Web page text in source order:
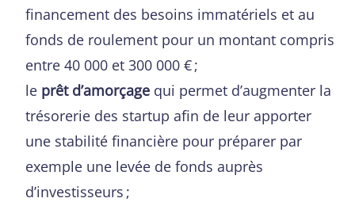
financement des besoins immatériels et au
fonds de roulement pour un montant compris
entre 40 000 et 300 000 € ;
le prêt d’amorçage qui permet d’augmenter la
trésorerie des startup afin de leur apporter
une stabilité financière pour préparer par
exemple une levée de fonds auprès
d’investisseurs ;